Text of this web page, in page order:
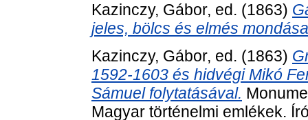
Kazinczy, Gábor, ed. (1863)
jeles, bölcs és elmés
Kazinczy, Gábor, ed. (1863)
1592-1603 és hidvégi Mikó
Sámuel folytatásával.
Magyar történelmi emlékek.